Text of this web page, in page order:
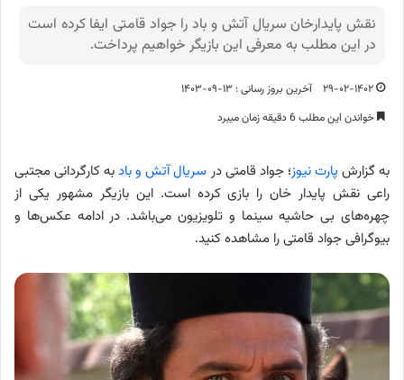
نقش پایدارخان سریال آتش و باد را جواد قامتی ایفا کرده است
در این مطلب به معرفی این بازیگر خواهیم پرداخت.
۲۹-۰۲-۱۴۰۲
آخرین بروز رسانی : ۱۳-۰۹-۱۴۰۳
خواندن این مطلب 6 دقیقه زمان میبرد
به گزارش پارت نیوز؛ جواد قامتی در سریال آتش و بادبه کارگردانی مجتبی
راعی نقش پایدار خان را بازی کرده است. این بازیگر مشهور یکی از
چهره‌های بی حاشیه سینما و تلویزیون می‌باشد. در ادامه عکس‌ها و
بیوگرافی جواد قامتی را مشاهده کنید.